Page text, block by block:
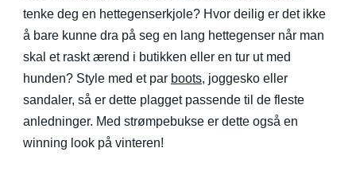
tenke deg en hettegenserkjole? Hvor deilig er det ikke
å bare kunne dra på seg en lang hettegenser når man
skal et raskt ærend i butikken eller en tur ut med
hunden? Style med et par boots, joggesko eller
sandaler, så er dette plagget passende til de fleste
anledninger. Med strømpebukse er dette også en
winning look på vinteren!